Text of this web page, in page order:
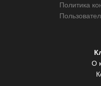
Политика
О